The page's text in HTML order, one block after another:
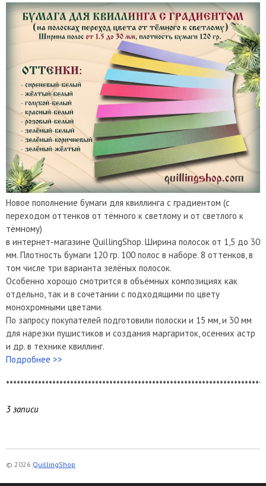
Новое пополнение бумаги для квиллинга с градиентом (с
переходом оттенков от тёмного к светлому и от светлого к
тёмному)
в интернет-магазине QuillingShop. Ширина полосок от 1,5 до 30
мм. Плотность бумаги 120 гр. 100 полос в наборе. 8 оттенков, в
том числе три варианта зелёных полосок.
Особенно хорошо смотрится в объёмных композициях как
отдельно, так и в сочетании с подходящими по цвету
монохромными цветами.
По запросу покупателей подготовили полоски и 15 мм, и 30 мм
для нарезки пушистиков и создания маргариток, осенних астр
и др. в технике квиллинг.
Подробнее >>
3 записи
© 2026 QuillingShop